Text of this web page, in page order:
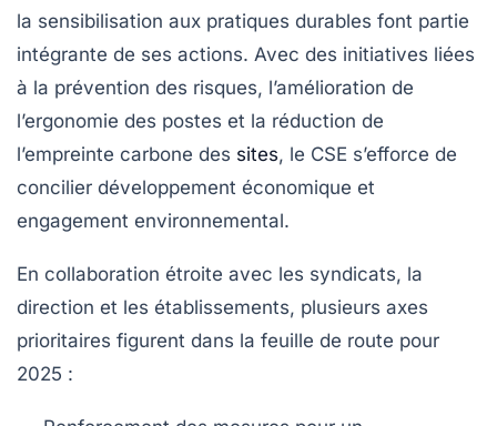
la sensibilisation aux pratiques durables font partie
intégrante de ses actions. Avec des initiatives liées
à la prévention des risques, l’amélioration de
l’ergonomie des postes et la réduction de
l’empreinte carbone des sites, le CSE s’efforce de
concilier développement économique et
engagement environnemental.
En collaboration étroite avec les syndicats, la
direction et les établissements, plusieurs axes
prioritaires figurent dans la feuille de route pour
2025 :